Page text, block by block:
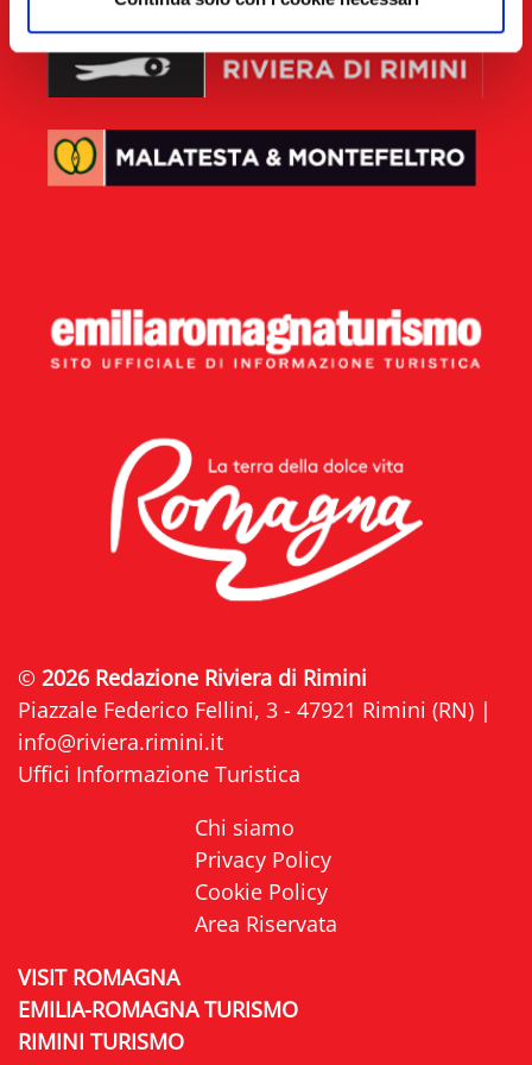
© 2026 Redazione Riviera di Rimini
Piazzale Federico Fellini, 3 - 47921 Rimini (RN) |
info@riviera.rimini.it
Uffici Informazione Turistica
Chi siamo
Privacy Policy
Cookie Policy
Area Riservata
VISIT ROMAGNA
EMILIA-ROMAGNA TURISMO
RIMINI TURISMO